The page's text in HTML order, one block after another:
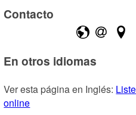
Contacto
En otros idiomas
Ver esta página en Inglés:
online